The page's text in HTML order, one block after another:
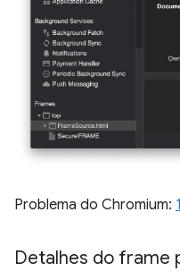
Problema do Chromium:
Detalhes do frame